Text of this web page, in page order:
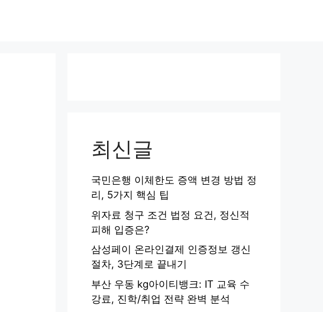
최신글
국민은행 이체한도 증액 변경 방법 정
리, 5가지 핵심 팁
위자료 청구 조건 법정 요건, 정신적
피해 입증은?
삼성페이 온라인결제 인증정보 갱신
절차, 3단계로 끝내기
부산 우동 kg아이티뱅크: IT 교육 수
강료, 진학/취업 전략 완벽 분석